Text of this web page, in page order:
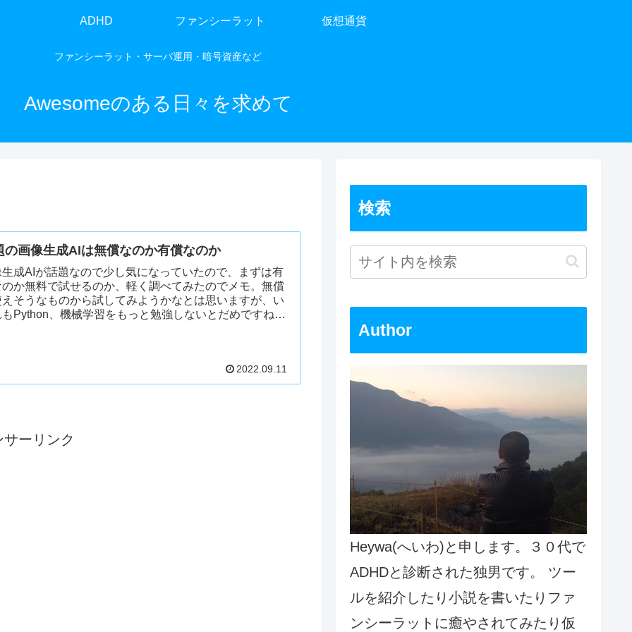
ファンシーラット・サーバ運用・暗号資産など
Awesomeのある日々を求めて
ADHD ファンシーラット 仮想通貨
の画像生成AIは無償なのか有償なのか
生成AIが話題なので少し気になっていたので、まずは有
のか無料で試せるのか、軽く調べてみたのでメモ。無償
えそうなものから試してみようかなとは思いますが、い
もPython、機械学習をもっと勉強しないとだめですね。
2022.09.11
サーリンク
検索
Author
Heywa(へいわ)と申します。３０代で
ADHDと診断された独男です。 ツー
ルを紹介したり小説を書いたりファ
ンシーラットに癒やされてみたり仮